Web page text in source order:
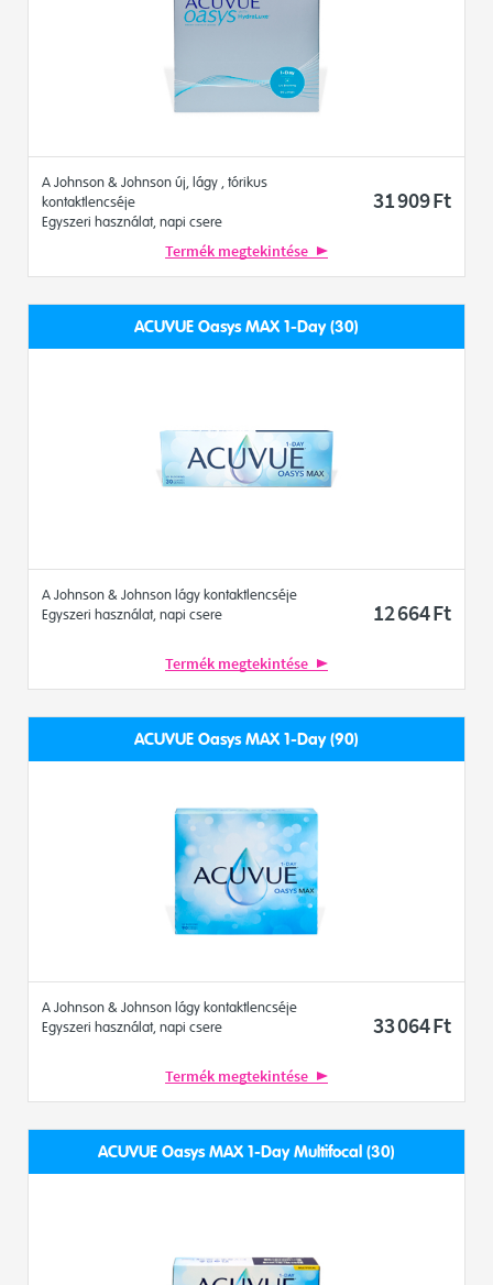
A Johnson & Johnson új, lágy , tórikus
kontaktlencséje
Egyszeri használat, napi csere
31 909Ft
Termék megtekintése
ACUVUE Oasys MAX 1-Day (30)
A Johnson & Johnson lágy kontaktlencséje
Egyszeri használat, napi csere
12 664Ft
Termék megtekintése
ACUVUE Oasys MAX 1-Day (90)
A Johnson & Johnson lágy kontaktlencséje
Egyszeri használat, napi csere
33 064Ft
Termék megtekintése
ACUVUE Oasys MAX 1-Day Multifocal (30)